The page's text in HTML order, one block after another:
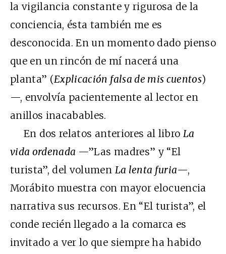
la vigilancia constante y rigurosa de la
conciencia, ésta también me es
desconocida. En un momento dado pienso
que en un rincón de mí nacerá una
planta” (Explicación falsa de mis cuentos)
—, envolvía pacientemente al lector en
anillos inacabables.
En dos relatos anteriores al libro La
vida ordenada —”Las madres” y “El
turista”, del volumen La lenta furia—,
Morábito muestra con mayor elocuencia
narrativa sus recursos. En “El turista”, el
conde recién llegado a la comarca es
invitado a ver lo que siempre ha habido